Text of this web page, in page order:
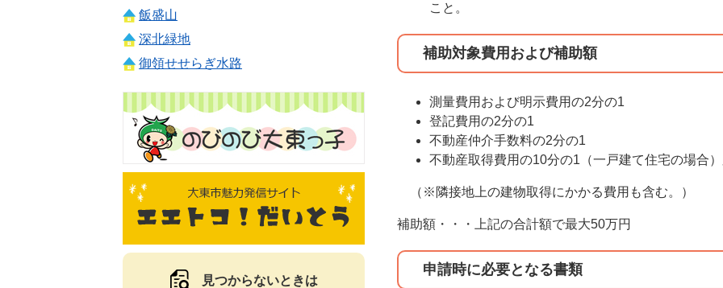
こと。
補助対象費用および補助額
測量費用および明示費用の2分の1
登記費用の2分の1
不動産仲介手数料の2分の1
不動産取得費用の10分の1（一戸建て住宅の場合
（※隣接地上の建物取得にかかる費用も含む。）
補助額・・・上記の合計額で最大50万円
申請時に必要となる書類
飯盛山
深北緑地
御領せせらぎ水路
見つからないときは